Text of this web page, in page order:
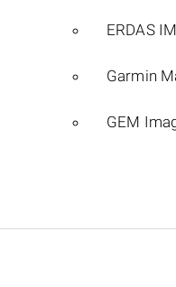
ERDAS
Garmin
GEM